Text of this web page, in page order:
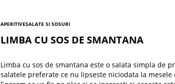
APERITIVESALATE SI SOSURI
LIMBA CU SOS DE SMANTANA
Limba cu sos de smantana este o salata simpla de
salatele preferate ce nu lipseste niciodata la mesele